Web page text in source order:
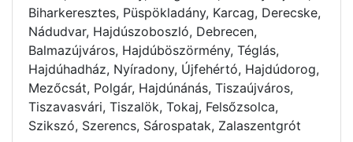
Biharkeresztes, Püspökladány, Karcag, Derecske,
Nádudvar, Hajdúszoboszló, Debrecen,
Balmazújváros, Hajdúböszörmény, Téglás,
Hajdúhadház, Nyíradony, Újfehértó, Hajdúdorog,
Mezőcsát, Polgár, Hajdúnánás, Tiszaújváros,
Tiszavasvári, Tiszalök, Tokaj, Felsőzsolca,
Szikszó, Szerencs, Sárospatak, Zalaszentgrót